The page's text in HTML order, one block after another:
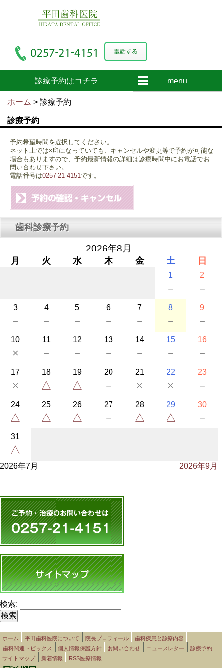
診療予約はコチラ menu
ホーム > 診療予約
診療予約
予約希望時間を選択してください。
ネット上では×印になっていても、キャンセルや変更等で予約が可能な
場合もありますので、予約最新情報の詳細は診療時間中にお電話でお
問い合わせ下さい。
電話番号は0257-21-4151です。
歯科診療予約
2026年8月
月 火 水 木 金 土 日
1
－
2
－
3
－
4
－
5
－
6
－
7
－
8
－
9
－
10
×
11
－
12
－
13
－
14
－
15
－
16
－
17
×
18
△
19
△
20
－
21
×
22
×
23
－
24
△
25
△
26
△
27
－
28
△
29
△
30
－
31
△
2026年7月 2026年9月
検索:
ホーム 平田歯科医院について 院長プロフィール
歯科疾患と診療内容
歯科関連トピックス
個人情報保護方針 お問い合わせ ニュースレター
診療予約
サイトマップ
新着情報 RSS医療情報